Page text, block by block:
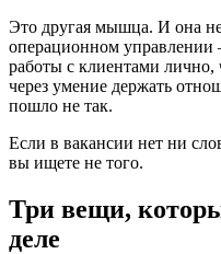
Это другая мышца. И она не
операционном управлении
работы с клиентами
через умение держать
пошло не так.
Если в вакансии нет ни
вы ищете не того.
Три вещи,
деле